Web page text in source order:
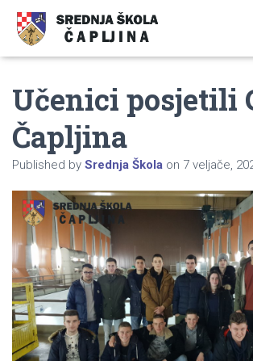
Učenici posjetili
Čapljina
Published by Srednja Škola on 7 veljače,